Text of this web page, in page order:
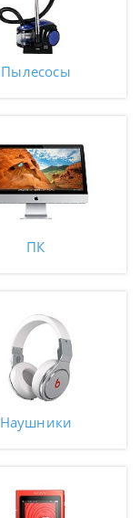
Пылесосы
ПК
Наушники